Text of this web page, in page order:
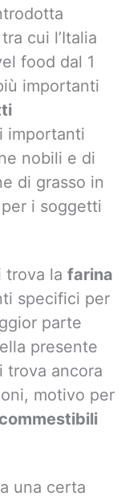
cui l’Italia
food dal 1
importanti
importanti
nobili e di
di grasso in
i soggetti
trova la farina
specifici per
parte
presente
trova ancora
motivo per
una certa